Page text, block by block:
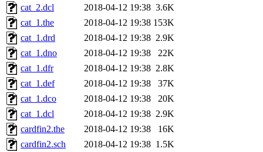
cat_2.dcl
2018-04-12 19:38 3.6K
cat_1.the
2018-04-12 19:38 153K
cat_1.drd
2018-04-12 19:38 2.9K
cat_1.dno
2018-04-12 19:38
22K
cat_1.dfr
2018-04-12 19:38 2.8K
cat_1.def
2018-04-12 19:38
37K
cat_1.dco
2018-04-12 19:38
20K
cat_1.dcl
2018-04-12 19:38 2.9K
cardfin2.the
2018-04-12 19:38
16K
cardfin2.sch
2018-04-12 19:38 1.5K